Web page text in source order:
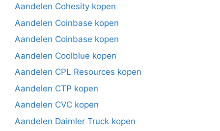
Aandelen Cohesity kopen
Aandelen Coinbase kopen
Aandelen Coinbase kopen
Aandelen Coolblue kopen
Aandelen CPL Resources kopen
Aandelen CTP kopen
Aandelen CVC kopen
Aandelen Daimler Truck kopen